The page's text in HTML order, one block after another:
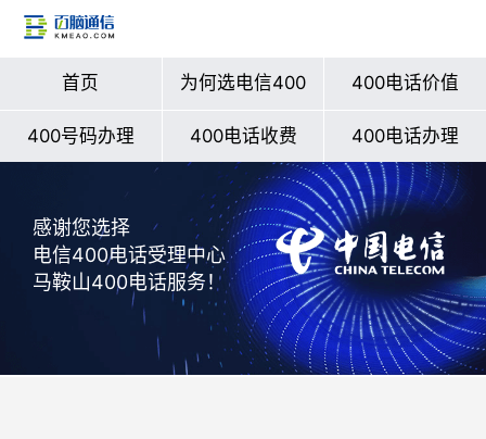
首页 为何选电信400 400电话价值
400号码办理 400电话收费 400电话办理
感谢您选择
电信400电话受理中心
马鞍山400电话服务！